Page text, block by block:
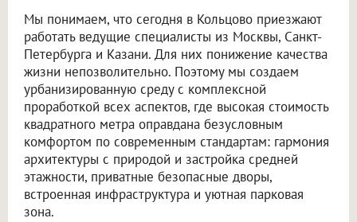
Мы понимаем, что сегодня в Кольцово приезжают
работать ведущие специалисты из Москвы, Санкт-
Петербурга и Казани. Для них понижение качества
жизни непозволительно. Поэтому мы создаем
урбанизированную среду с комплексной
проработкой всех аспектов, где высокая стоимость
квадратного метра оправдана безусловным
комфортом по современным стандартам: гармония
архитектуры с природой и застройка средней
этажности, приватные безопасные дворы,
встроенная инфраструктура и уютная парковая
зона.